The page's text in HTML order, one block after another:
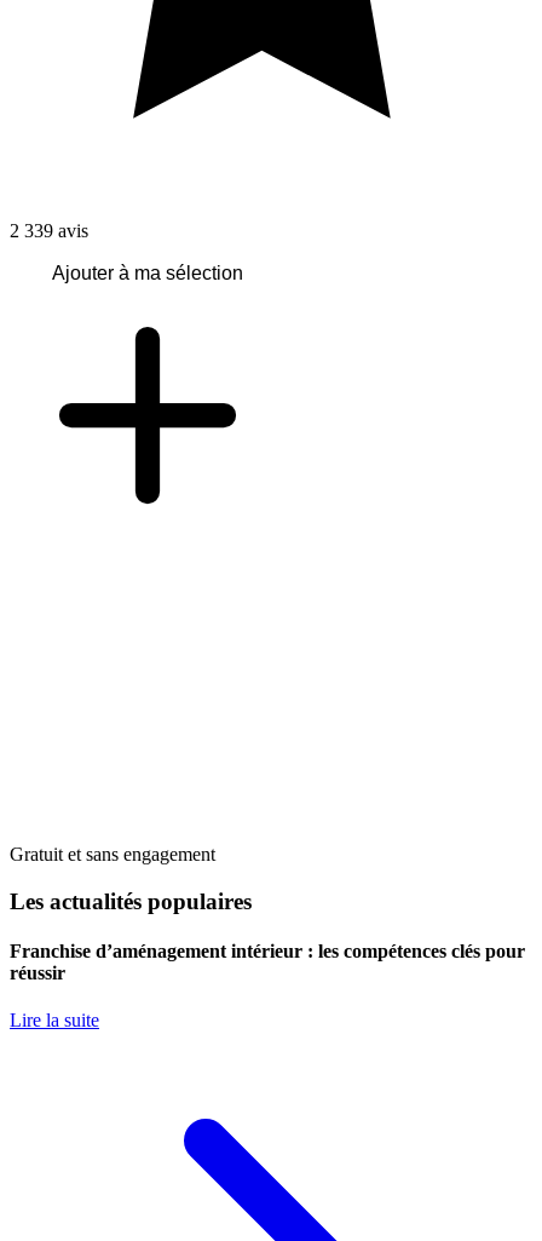
2 339 avis
Ajouter à ma sélection
Gratuit et sans engagement
Les actualités populaires
Franchise d’aménagement intérieur : les compétences clés pour
réussir
Lire la suite